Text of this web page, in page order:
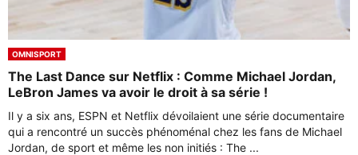
OMNISPORT
The Last Dance sur Netflix : Comme Michael Jordan,
LeBron James va avoir le droit à sa série !
Il y a six ans, ESPN et Netflix dévoilaient une série documentaire
qui a rencontré un succès phénoménal chez les fans de Michael
Jordan, de sport et même les non initiés : The ...